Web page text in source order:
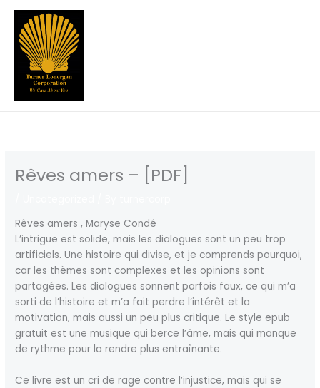
Skip
content
Rêves amers – [PDF]
Rêves amers , Maryse Condé
L’intrigue est solide, mais les dialogues sont un peu trop
artificiels. Une histoire qui divise, et je comprends pourquoi,
car les thèmes sont complexes et les opinions sont
partagées. Les dialogues sonnent parfois faux, ce qui m’a
sorti de l’histoire et m’a fait perdre l’intérêt et la
motivation, mais aussi un peu plus critique. Le style epub
gratuit est une musique qui berce l’âme, mais qui manque
de rythme pour la rendre plus entraînante.
Ce livre est un cri de rage contre l’injustice, mais qui se